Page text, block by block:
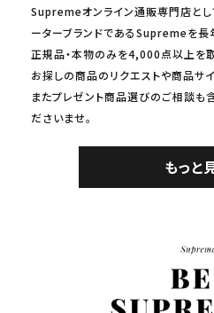
Supremeオンライン通販専門店とし
ーターブランドであるSupremeを長
正規品・本物のみを4,000点以上を取
お探しの商品のリクエストや商品サ
またプレゼント商品選びのご相談も
ださいませ。
もっと